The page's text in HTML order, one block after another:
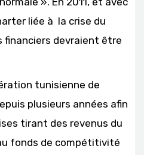
liée à la crise du
devraient être
tunisienne de
plusieurs années afin
tirant des revenus du
fonds de compétitivité